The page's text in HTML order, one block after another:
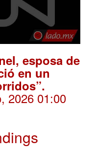
esposa de
en un
2026 01:00